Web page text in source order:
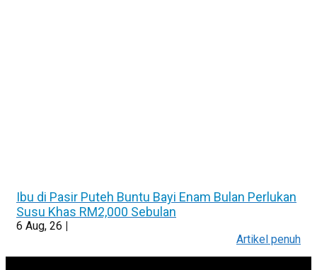
Ibu di Pasir Puteh Buntu Bayi Enam Bulan Perlukan
Susu Khas RM2,000 Sebulan
6 Aug, 26 |
Artikel penuh